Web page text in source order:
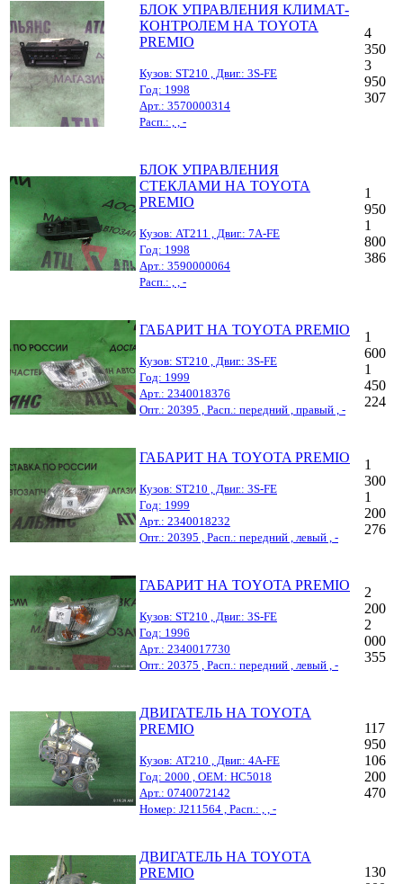
БЛОК УПРАВЛЕНИЯ КЛИМАТ-
КОНТРОЛЕМ НА TOYOTA
PREMIO
Кузов: ST210 , Двиг.: 3S-FE
Год: 1998
Арт.: 3570000314
Расп.: , , -
4
350
3
950
307
БЛОК УПРАВЛЕНИЯ
СТЕКЛАМИ НА TOYOTA
PREMIO
Кузов: AT211 , Двиг.: 7A-FE
Год: 1998
Арт.: 3590000064
Расп.: , , -
1
950
1
800
386
ГАБАРИТ НА TOYOTA PREMIO
Кузов: ST210 , Двиг.: 3S-FE
Год: 1999
Арт.: 2340018376
Опт.: 20395 , Расп.: передний , правый , -
1
600
1
450
224
ГАБАРИТ НА TOYOTA PREMIO
Кузов: ST210 , Двиг.: 3S-FE
Год: 1999
Арт.: 2340018232
Опт.: 20395 , Расп.: передний , левый , -
1
300
1
200
276
ГАБАРИТ НА TOYOTA PREMIO
Кузов: ST210 , Двиг.: 3S-FE
Год: 1996
Арт.: 2340017730
Опт.: 20375 , Расп.: передний , левый , -
2
200
2
000
355
ДВИГАТЕЛЬ НА TOYOTA
PREMIO
Кузов: AT210 , Двиг.: 4A-FE
Год: 2000 , OEM: HC5018
Арт.: 0740072142
Номер: J211564 , Расп.: , , -
117
950
106
200
470
ДВИГАТЕЛЬ НА TOYOTA
PREMIO
130